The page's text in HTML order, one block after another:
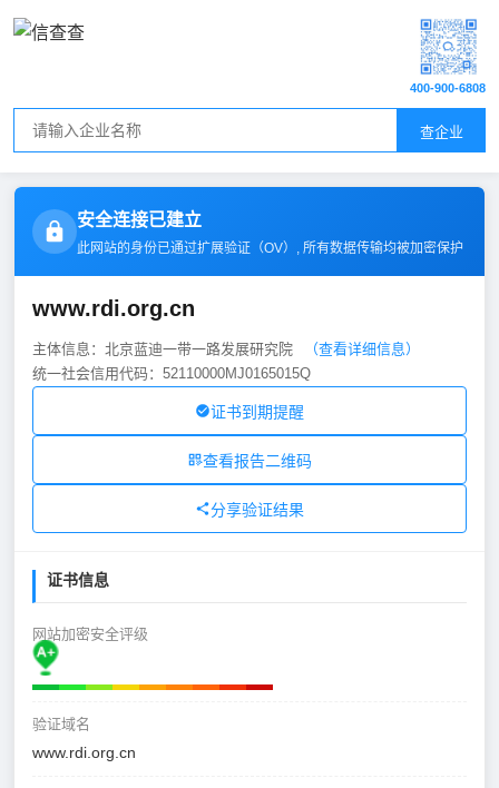
查企业
400-900-6808
安全连接已建立
此网站的身份已通过扩展验证（OV）, 所有数据传输均被加密保护
www.rdi.org.cn
主体信息：北京蓝迪一带一路发展研究院
（查看详细信息）
统一社会信用代码：52110000MJ0165015Q
证书到期提醒
查看报告二维码
分享验证结果
证书信息
网站加密安全评级
验证域名
www.rdi.org.cn